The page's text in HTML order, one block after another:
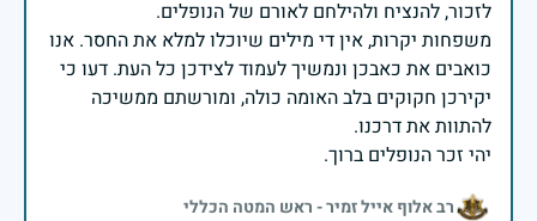
משפחות יקרות, אין די מילים שיוכלו למלא את החסר. אנו
כואבים את כאבכן ונמשיך לעמוד לצידכן כל העת. דעו כי
יקירכן חקוקים בלב האומה כולה, ומורשתם ממשיכה
יהי זכר הנופלים ברוך.
רב אלוף אייל זמיר - ראש המטה הכללי